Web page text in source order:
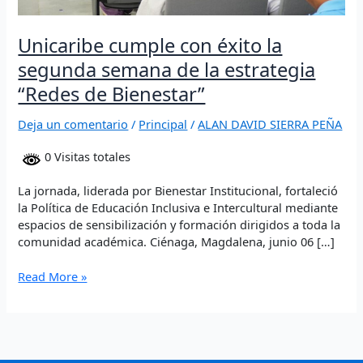
Unicaribe cumple con éxito la
segunda semana de la estrategia
“Redes de Bienestar”
Deja un comentario / Principal /ALAN DAVID SIERRA PEÑA
0 Visitas totales
La jornada, liderada por Bienestar Institucional, fortaleció
la Política de Educación Inclusiva e Intercultural mediante
espacios de sensibilización y formación dirigidos a toda la
comunidad académica. Ciénaga, Magdalena, junio 06 […]
Bienestar”
Read More »